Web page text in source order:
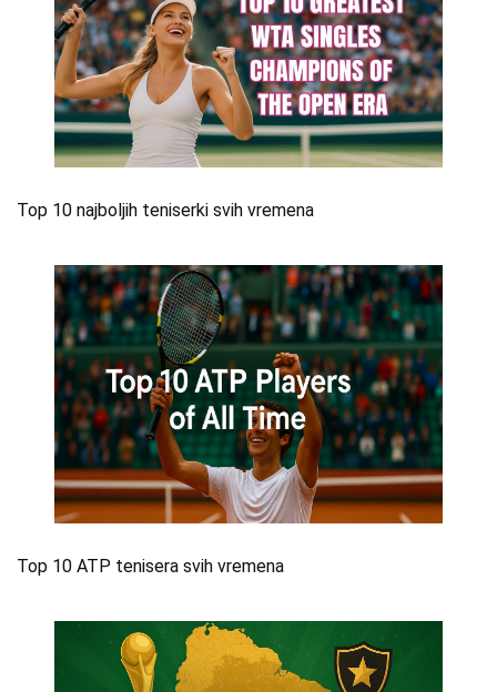
Top 10 najboljih teniserki svih vremena
Top 10 ATP tenisera svih vremena